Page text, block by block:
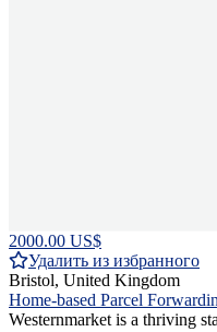
2000.00 US$
Удалить из избранного
Bristol, United Kingdom
Home-based Parcel
Westernmarket is a thriving